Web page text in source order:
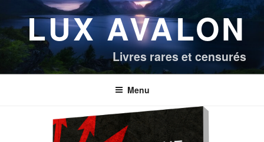
contenu
principalLUX AVALON
Livres rares et censurés
Menu